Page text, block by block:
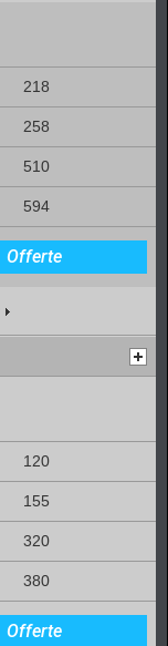
218
258
510
594
Offerte
120
155
320
380
Offerte